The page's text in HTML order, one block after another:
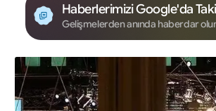
Haberlerimizi Google'da
Gelişmelerden anında haberdar